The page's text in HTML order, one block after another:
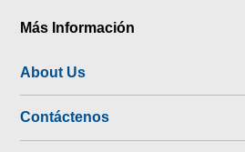
Más Información
About Us
Contáctenos